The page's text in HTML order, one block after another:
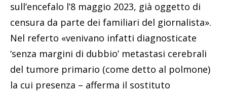
sull’encefalo l’8 maggio 2023, già oggetto di
censura da parte dei familiari del giornalista».
Nel referto «venivano infatti diagnosticate
‘senza margini di dubbio’ metastasi cerebrali
del tumore primario (come detto al polmone)
la cui presenza – afferma il sostituto